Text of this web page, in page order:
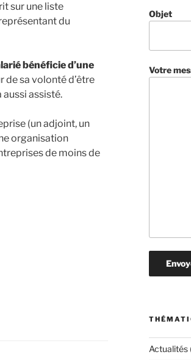
sur une liste
du
bénéficie d’une
de sa volonté d’être
aussi assisté.
(un adjoint, un
organisation
de moins de
Objet
Votre
Actualités